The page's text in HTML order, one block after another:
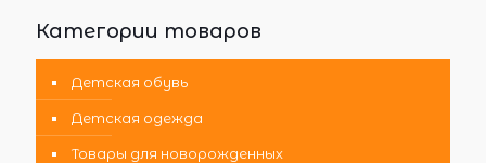
Категории товаров
Детская обувь
Детская одежда
Товары для новорожденных